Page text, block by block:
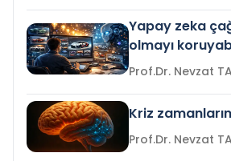
Yapay zeka
olmayı
Kriz